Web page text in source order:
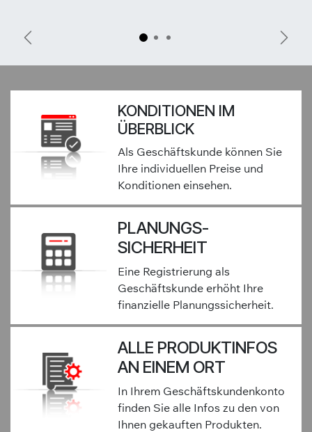
Zurück
KONDITIONEN IM
ÜBERBLICK
Als Geschäftskunde können Sie
Ihre individuellen Preise und
Konditionen einsehen.
PLANUNGS-
SICHERHEIT
Eine Registrierung als
Geschäftskunde erhöht Ihre
finanzielle Planungssicherheit.
ALLE PRODUKTINFOS
AN EINEM ORT
In Ihrem Geschäftskundenkonto
finden Sie alle Infos zu den von
Ihnen gekauften Produkten.